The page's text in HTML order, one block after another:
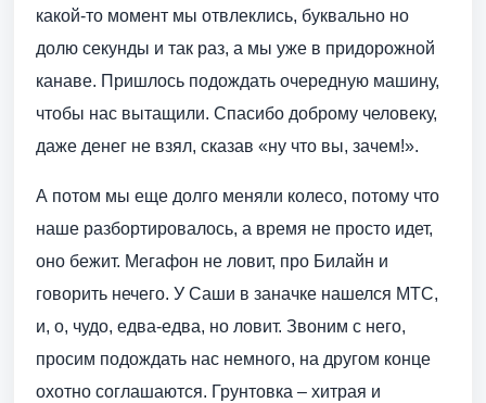
какой-то момент мы отвлеклись, буквально но
долю секунды и так раз, а мы уже в придорожной
канаве. Пришлось подождать очередную машину,
чтобы нас вытащили. Спасибо доброму человеку,
даже денег не взял, сказав «ну что вы, зачем!».
А потом мы еще долго меняли колесо, потому что
наше разбортировалось, а время не просто идет,
оно бежит. Мегафон не ловит, про Билайн и
говорить нечего. У Саши в заначке нашелся МТС,
и, о, чудо, едва-едва, но ловит. Звоним с него,
просим подождать нас немного, на другом конце
охотно соглашаются. Грунтовка – хитрая и